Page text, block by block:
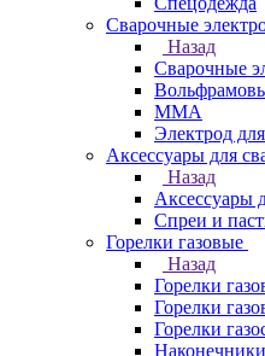
Сварочные
Назад
Сварочные
ММА
Электрод
Аксессуары для
Назад
Аксессуары
Спреи и
Горелки газовые
Назад
Горелки
Горелки
Горелки